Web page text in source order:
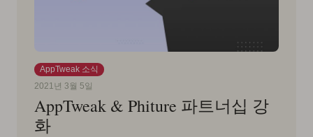
AppTweak 소식
2021년 3월 5일
AppTweak & Phiture 파트너십 강
화